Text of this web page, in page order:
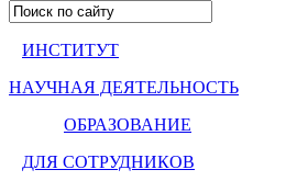
ИНСТИТУТ
НАУЧНАЯ ДЕЯТЕЛЬНОСТЬ
ОБРАЗОВАНИЕ
ДЛЯ СОТРУДНИКОВ